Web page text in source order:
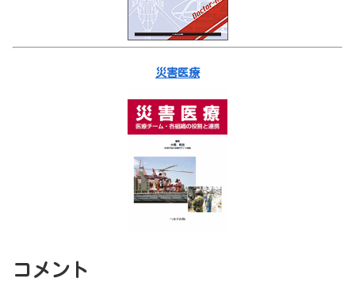
災害医療
コメント